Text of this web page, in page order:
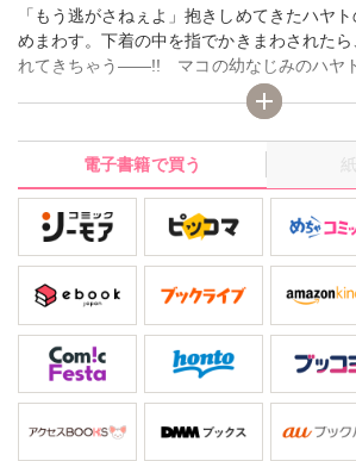
「もう逃がさねぇよ」抱きしめてきたハヤ
めまわす。下着の中を指でかきまわされた
れてきちゃう――!! マコの幼なじみのハヤト
司。子どもの頃からハヤトが苦手だったマコ
に地元を離れて就職した。しかし、急に実家
再就職した先はハヤトが副支配人であるホ
ハヤトは、仕事もできるイケメンに成長して
た」。空室のお風呂でハヤトのたくましい
る。熱いキスをしながら無理やり脱がされ
を弄ばれたら、もうイッちゃうよ――!?
電子書籍で買う